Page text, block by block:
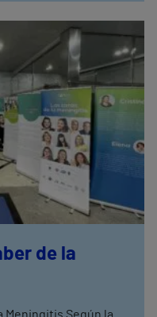
de la
Meningitis Según la